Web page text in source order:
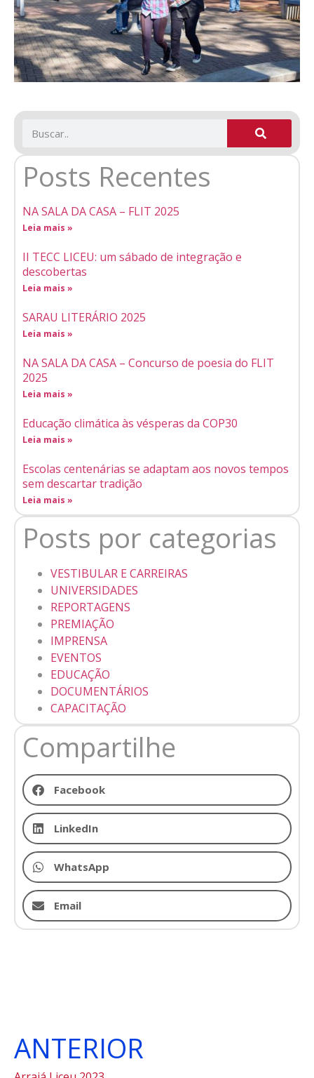
Posts Recentes
NA SALA DA CASA – FLIT 2025
Leia mais »
II TECC LICEU: um sábado de integração e
descobertas
Leia mais »
SARAU LITERÁRIO 2025
Leia mais »
NA SALA DA CASA – Concurso de poesia do FLIT
2025
Leia mais »
Educação climática às vésperas da COP30
Leia mais »
Escolas centenárias se adaptam aos novos tempos
sem descartar tradição
Leia mais »
Posts por categorias
VESTIBULAR E CARREIRAS
UNIVERSIDADES
REPORTAGENS
PREMIAÇÃO
IMPRENSA
EVENTOS
EDUCAÇÃO
DOCUMENTÁRIOS
CAPACITAÇÃO
Compartilhe
Facebook
LinkedIn
WhatsApp
Email
ANTERIOR